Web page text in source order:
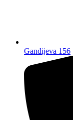
Gandijeva 156